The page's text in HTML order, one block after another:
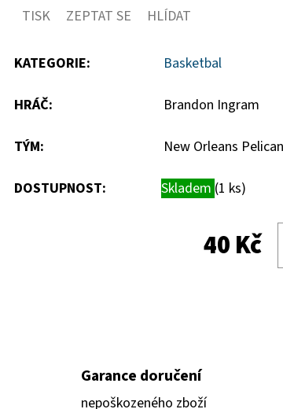
hvězdiček.
TISK ZEPTAT SE HLÍDAT
KATEGORIE: Basketbal
HRÁČ: Brandon Ingram
TÝM: New Orleans
DOSTUPNOST: Skladem (1 ks)
40 Kč
Garance doručení
nepoškozeného zboží